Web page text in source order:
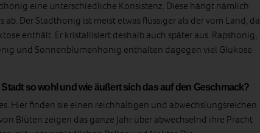
eine unterschiedliche Konsistenz. Diese hängt nämlich
Der Stadthonig ist meist etwas flüssiger als der vom Land, da
enthält. Er kristallisiert deshalb auch später aus. Rapshonig,
und Sonnenblumenhonig enthalten dagegen viel Glukose
so wohl und wie äußert sich das auf den Geschmack?
Hier finden sie einen reichhaltigen und abwechslungsreichen
Blüten zeigen das ganze Jahr über abwechselnd ihre Pracht